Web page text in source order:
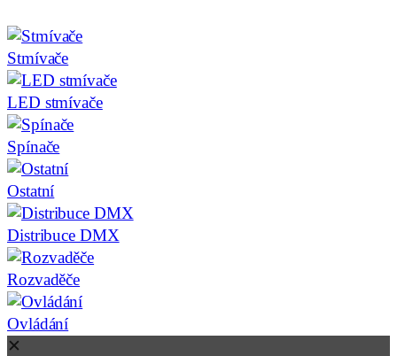
Stmívače
LED stmívače
Spínače
Ostatní
Distribuce DMX
Rozvaděče
Ovládání
✕